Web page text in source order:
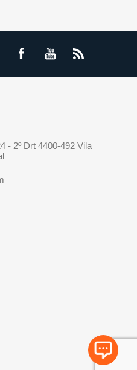
- 2º Drt 4400-492 Vila